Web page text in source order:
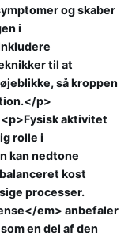
og skaber
i
til at
så kroppen
p>
aktivitet
rolle i
kan nedtone
kost
processer.
em> anbefaler
en del af den